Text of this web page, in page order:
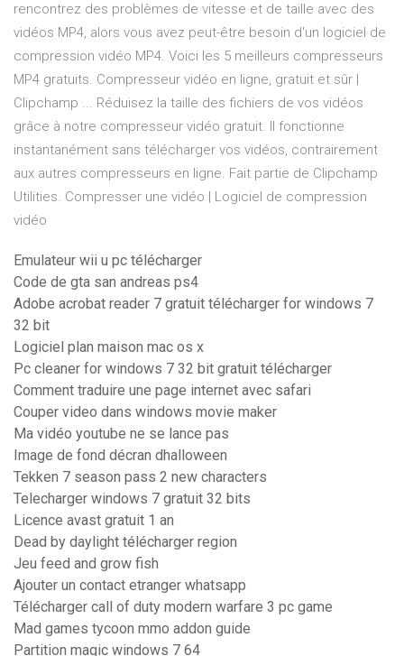
rencontrez des problèmes de vitesse et de taille avec des
vidéos MP4, alors vous avez peut-être besoin d'un logiciel de
compression vidéo MP4. Voici les 5 meilleurs compresseurs
MP4 gratuits. Compresseur vidéo en ligne, gratuit et sûr |
Clipchamp ... Réduisez la taille des fichiers de vos vidéos
grâce à notre compresseur vidéo gratuit. Il fonctionne
instantanément sans télécharger vos vidéos, contrairement
aux autres compresseurs en ligne. Fait partie de Clipchamp
Utilities. Compresser une vidéo | Logiciel de compression
vidéo
Emulateur wii u pc télécharger
Code de gta san andreas ps4
Adobe acrobat reader 7 gratuit télécharger for windows 7
32 bit
Logiciel plan maison mac os x
Pc cleaner for windows 7 32 bit gratuit télécharger
Comment traduire une page internet avec safari
Couper video dans windows movie maker
Ma vidéo youtube ne se lance pas
Image de fond décran dhalloween
Tekken 7 season pass 2 new characters
Telecharger windows 7 gratuit 32 bits
Licence avast gratuit 1 an
Dead by daylight télécharger region
Jeu feed and grow fish
Ajouter un contact etranger whatsapp
Télécharger call of duty modern warfare 3 pc game
Mad games tycoon mmo addon guide
Partition magic windows 7 64